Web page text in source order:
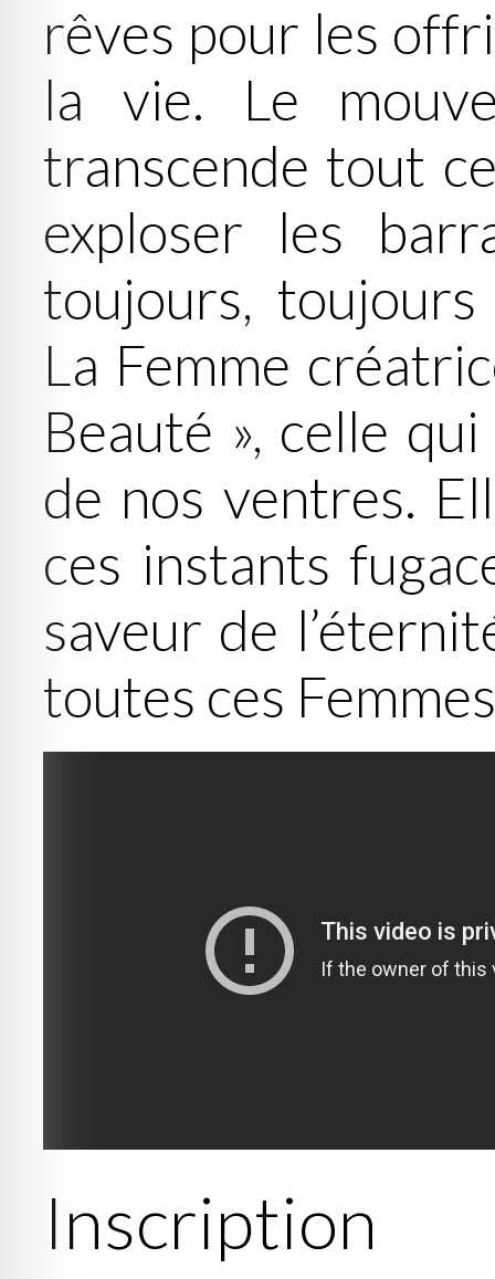
rêves pour les
la vie. Le
transcende tout
exploser les
toujours,
La Femme
Beauté », celle
de nos ventres.
ces instants
saveur de
toutes ces
Inscription